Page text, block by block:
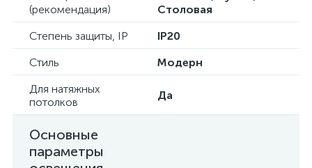
(рекомендация)
Столовая
Степень защиты, IP
IP20
Стиль
Модерн
Для натяжных
потолков
Да
Основные
параметры